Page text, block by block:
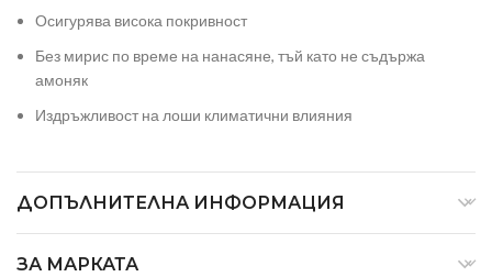
Осигурява висока покривност
Без мирис по време на нанасяне, тъй като не съдържа
амоняк
Издръжливост на лоши климатични влияния
ДОПЪЛНИТЕЛНА ИНФОРМАЦИЯ
ЗА МАРКАТА